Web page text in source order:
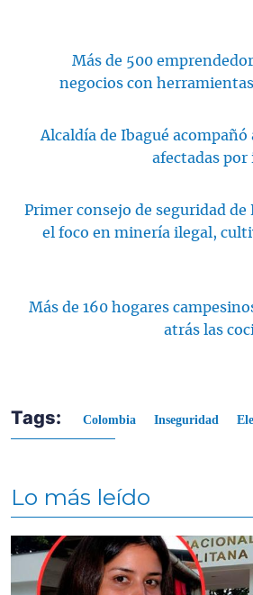
Más de 500
negocios con
Alcaldía de Ibagué acompañó
afectadas por
Primer consejo de seguridad de
el foco en minería ilegal,
Más de 160 hogares
atrás las
Tags: Colombia Inseguridad
Lo más leído
Contenido multimedia principal